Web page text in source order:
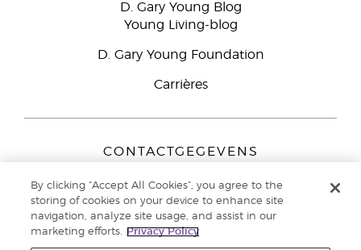
D. Gary Young Blog
Young Living-blog
D. Gary Young Foundation
Carrières
CONTACTGEGEVENS
Peizerweg 97
9727 AJ Groningen
Nederland
By clicking “Accept All Cookies”, you agree to the
storing of cookies on your device to enhance site
navigation, analyze site usage, and assist in our
marketing efforts.
Privacy Policy